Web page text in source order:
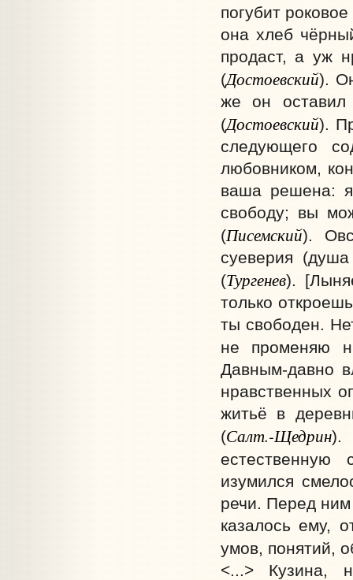
погубит
она хлеб
продаст, а уж
(Достоевский).
же он оставил
(Достоевский).
следующего
любовником,
ваша решена:
свободу; вы
(Писемский).
суеверия
(Тургенев).
только
ты свободен.
не променяю
Давным-давно
нравственных
житьё в
(Салт.-Щедрин).
естественную
изумился
речи. Перед ним
казалось ему,
умов, понятий,
<...> Кузина,